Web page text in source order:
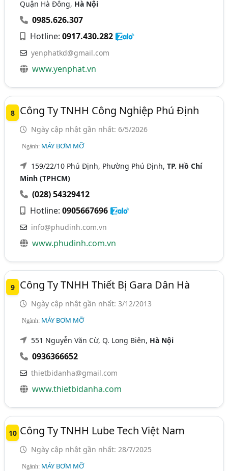
Quận Hà Đông, Hà Nội
0985.626.307
Hotline:0917.430.282
yenphatkd@gmail.com
www.yenphat.vn
8 Công Ty TNHH Công Nghiệp Phú Định
Ngày cập nhật gần nhất: 6/5/2026
Ngành: MÁY BƠM MỠ
159/22/10 Phú Định, Phường Phú Định,TP. Hồ Chí
Minh (TPHCM)
(028) 54329412
Hotline:0905667696
info@phudinh.com.vn
www.phudinh.com.vn
9 Công Ty TNHH Thiết Bị Gara Dân Hà
Ngày cập nhật gần nhất: 3/12/2013
Ngành: MÁY BƠM MỠ
551 Nguyễn Văn Cừ, Q. Long Biên, Hà Nội
0936366652
thietbidanha@gmail.com
www.thietbidanha.com
10 Công Ty TNHH Lube Tech Việt Nam
Ngày cập nhật gần nhất: 28/7/2025
Ngành: MÁY BƠM MỠ